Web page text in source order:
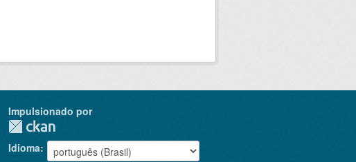
Impulsionado por
Idioma